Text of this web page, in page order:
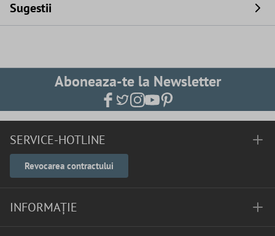
Sugestii
Aboneaza-te la Newsletter
SERVICE-HOTLINE
Revocarea contractului
INFORMAȚIE